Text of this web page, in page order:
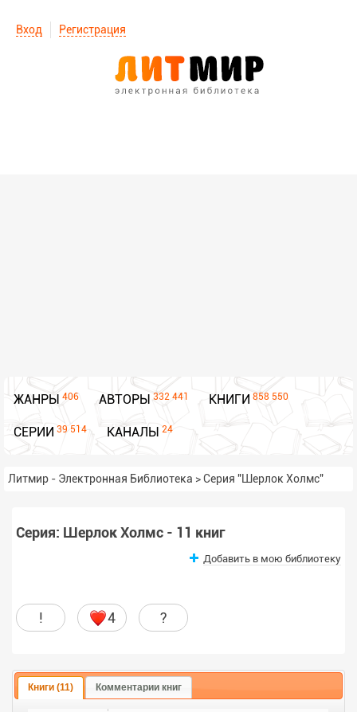
Вход Регистрация
ЖАНРЫ 406 АВТОРЫ 332 441 КНИГИ 858 550
СЕРИИ 39 514 КАНАЛЫ 24
Литмир - Электронная Библиотека >Серия "Шерлок Холмс"
Серия: Шерлок Холмс - 11 книг
Добавить в мою библиотеку
! 4 ?
Книги (11) Комментарии книг